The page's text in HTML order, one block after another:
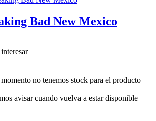
Bad New Mexico
no tenemos stock para el producto
avisar cuando vuelva a estar disponible